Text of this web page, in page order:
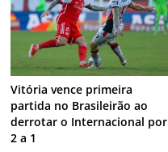
Vitória vence primeira
partida no Brasileirão ao
derrotar o Internacional por
2 a 1